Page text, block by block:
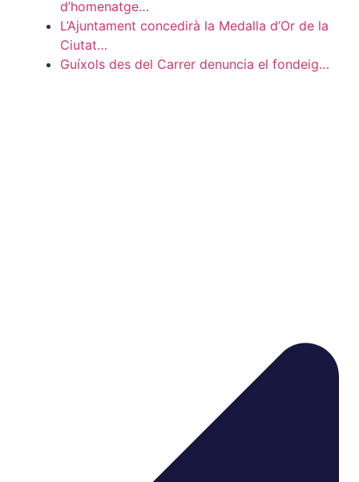
d’homenatge…
L’Ajuntament concedirà la Medalla d’Or de la
Ciutat…
Guíxols des del Carrer denuncia el fondeig…